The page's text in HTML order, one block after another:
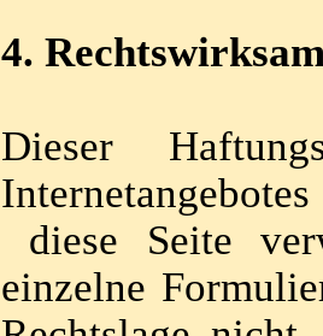
4.
Dieser
diese Seite
einzelne